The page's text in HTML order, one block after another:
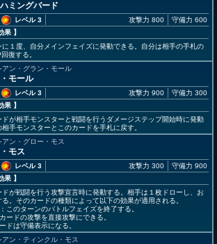
ミングバード
レベル 3
果 】
攻撃力 800 守備力 600
１度、自分メインフェイズに発動できる。自分は相手の手札の
復する。
アン・グラン・モール
モール
レベル 3
果 】
攻撃力 900 守備力 300
が相手モンスターと戦闘を行うダメージステップ開始時に発動
手モンスターとこのカードを手札に戻す。
ン・グロー・モス
モス
レベル 3
果 】
攻撃力 300 守備力 900
が戦闘を行う攻撃宣言時に発動する。相手は１枚ドローし、お
。そのカードの種類によって以下の効果が適用される。
このターンのバトルフェイズを終了する。
ードの攻撃を直接攻撃にできる。
ドは守備表示になる。
ン・ティンクル・モス